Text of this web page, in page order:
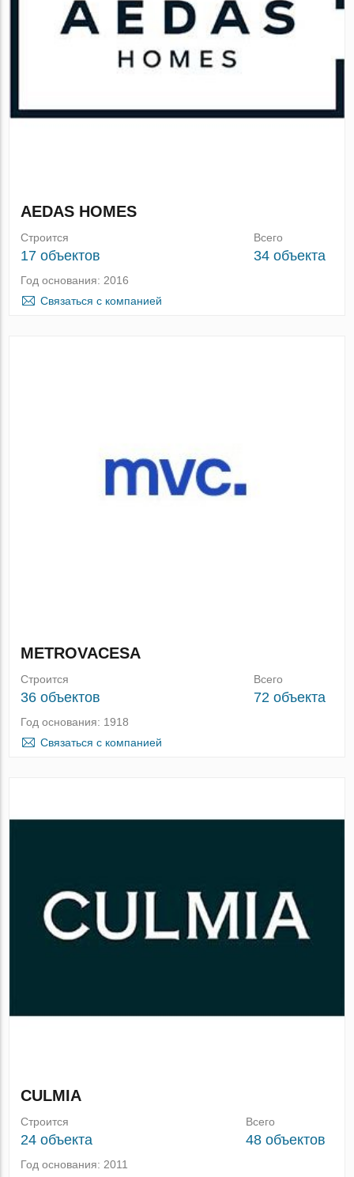
AEDAS HOMES
Строится
17 объектов
Всего
34 объекта
Год основания: 2016
Связаться с компанией
METROVACESA
Строится
36 объектов
Всего
72 объекта
Год основания: 1918
Связаться с компанией
CULMIA
Строится
24 объекта
Всего
48 объектов
Год основания: 2011